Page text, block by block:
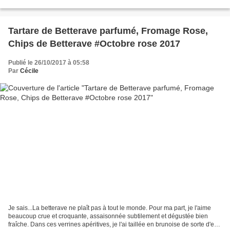
Tartare de Betterave parfumé, Fromage Rose,
Chips de Betterave #Octobre rose 2017
Publié le 26/10/2017 à 05:58
Par Cécile
Je sais...La betterave ne plaît pas à tout le monde. Pour ma part, je l'aime
beaucoup crue et croquante, assaisonnée subtilement et dégustée bien
fraîche. Dans ces verrines apéritives, je l'ai taillée en brunoise de sorte d'en